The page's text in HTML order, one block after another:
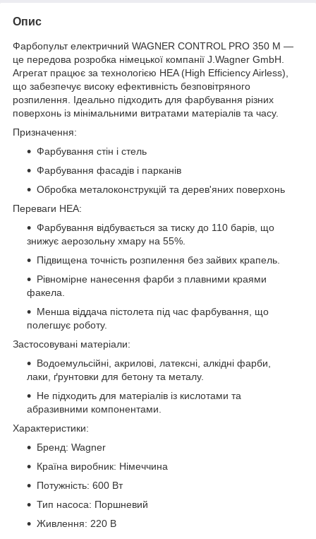
Опис
Фарбопульт електричний WAGNER CONTROL PRO 350 M —
це передова розробка німецької компанії J.Wagner GmbH.
Агрегат працює за технологією HEA (High Efficiency Airless),
що забезпечує високу ефективність безповітряного
розпилення. Ідеально підходить для фарбування різних
поверхонь із мінімальними витратами матеріалів та часу.
Призначення:
Фарбування стін і стель
Фарбування фасадів і парканів
Обробка металоконструкцій та дерев'яних поверхонь
Переваги HEA:
Фарбування відбувається за тиску до 110 барів, що
знижує аерозольну хмару на 55%.
Підвищена точність розпилення без зайвих крапель.
Рівномірне нанесення фарби з плавними краями
факела.
Менша віддача пістолета під час фарбування, що
полегшує роботу.
Застосовувані матеріали:
Водоемульсійні, акрилові, латексні, алкідні фарби,
лаки, ґрунтовки для бетону та металу.
Не підходить для матеріалів із кислотами та
абразивними компонентами.
Характеристики:
Бренд: Wagner
Країна виробник: Німеччина
Потужність: 600 Вт
Тип насоса: Поршневий
Живлення: 220 В